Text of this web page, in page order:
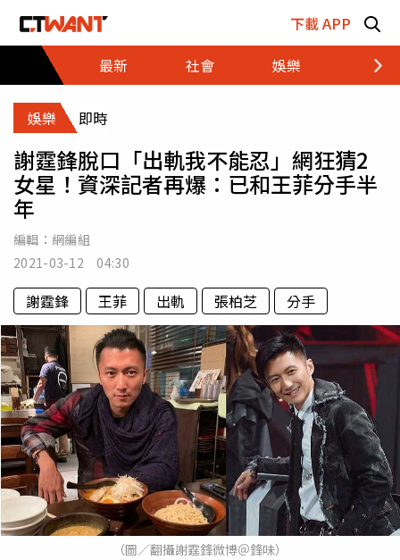
下載 APP
最新
社會 娛樂 財經
娛樂 即時
謝霆鋒脫口「出軌我不能忍」網狂猜2
女星！資深記者再爆：已和王菲分手半
年
編輯： 網編組
2021-03-12 04:30
謝霆鋒 王菲 出軌 張柏芝 分手
（圖／翻攝謝霆鋒微博＠鋒味）